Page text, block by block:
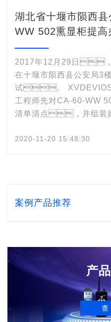
湖北省十堰市陨西
WW 502熏显柜提高
2017年12月29日
在十堰市陨西县公安局3
试。 XVDEVIOS
工程师先对CA-60-WW
清单清点，并组
调试好各个环节的参
2020-11-20 15:48:30
案例产品推荐
产